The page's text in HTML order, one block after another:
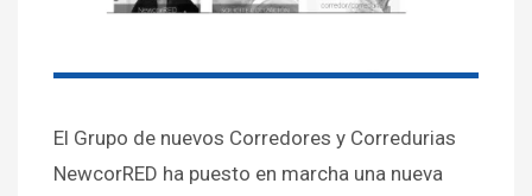
El Grupo de nuevos Corredores y Corredurias
NewcorRED ha puesto en marcha una nueva